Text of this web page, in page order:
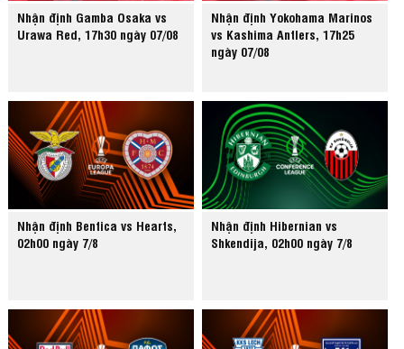
Nhận định Gamba Osaka vs
Urawa Red, 17h30 ngày 07/08
Nhận định Yokohama Marinos
vs Kashima Antlers, 17h25
ngày 07/08
Nhận định Benfica vs Hearts,
02h00 ngày 7/8
Nhận định Hibernian vs
Shkendija, 02h00 ngày 7/8